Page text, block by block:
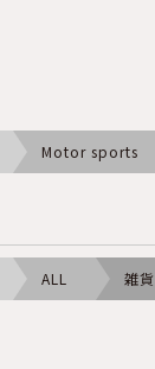
Motor sports
ALL 雑貨